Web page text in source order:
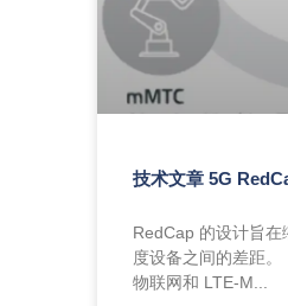
技术文章 5G
RedCap 的设计旨
度设备之间的差距。
物联网和 LTE-M...